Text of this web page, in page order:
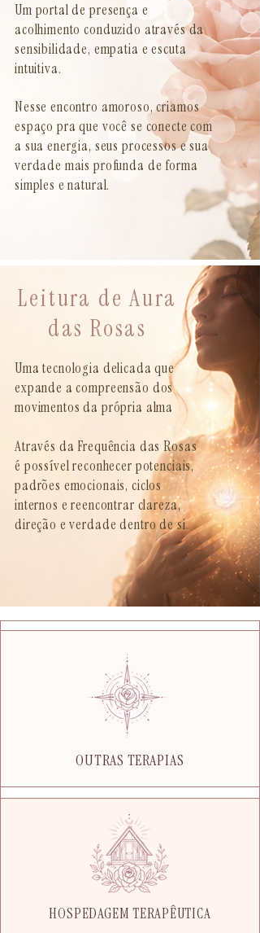
Um portal de presença e
acolhimento conduzido através da
sensibilidade, empatia e escuta
intuitiva.
Nesse encontro amoroso, criamos
espaço pra que você se conecte com
a sua energia, seus processos e sua
verdade mais profunda de forma
simples e natural.
Leitura de Aura
das Rosas
Uma tecnologia delicada que
expande a compreensão dos
movimentos da própria alma
Através da Frequência das Rosas
é possível reconhecer potenciais,
padrões emocionais, ciclos
internos e reencontrar clareza,
direção e verdade dentro de si.
OUTRAS TERAPIAS
HOSPEDAGEM TERAPÊUTICA